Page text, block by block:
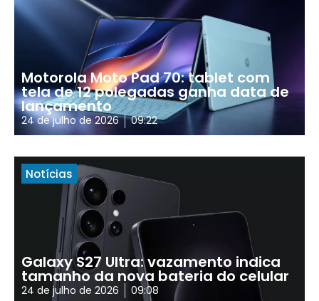
Motorola Moto Pad 70: tablet com
tela de 12 polegadas ganha data de
lançamento
24 de julho de 2026 09:22
Notícias
Galaxy S27 Ultra: vazamento indica
tamanho da nova bateria do celular
24 de julho de 2026 09:08